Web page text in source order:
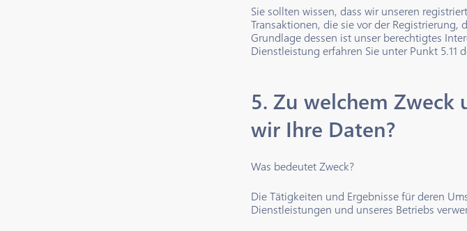
Sie sollten wissen, dass wir unseren
Transaktionen, die sie vor der
Grundlage dessen ist unser berechtigtes
Dienstleistung erfahren Sie unter Punkt 5.11
5. Zu welchem
wir Ihre Daten?
Was bedeutet Zweck?
Die Tätigkeiten und Ergebnisse für deren
Dienstleistungen und unseres Betriebs